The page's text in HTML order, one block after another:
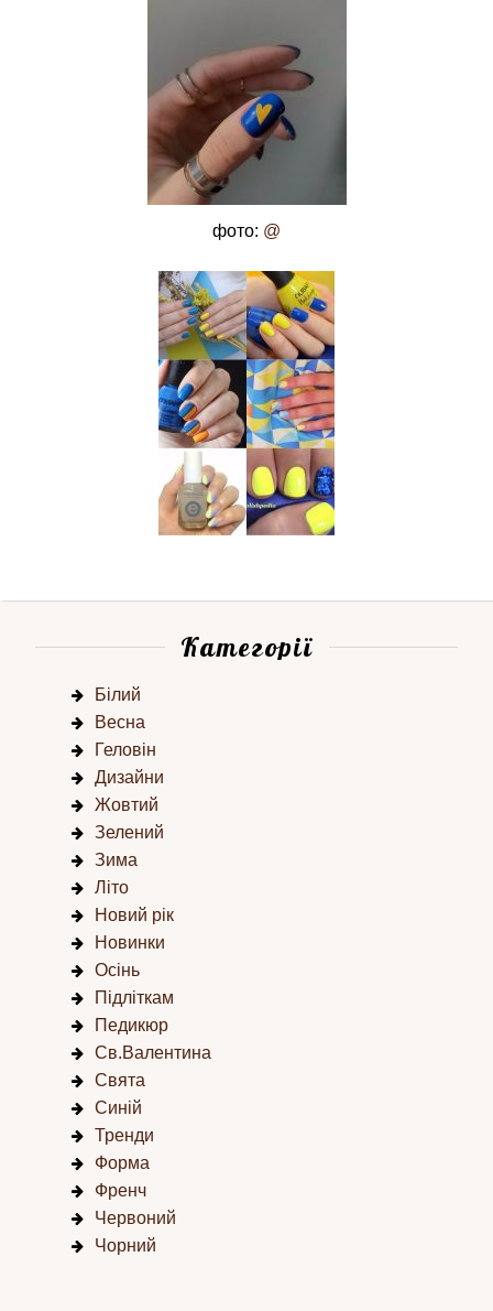
фото: @
Категорії
Білий
Весна
Геловін
Дизайни
Жовтий
Зелений
Зима
Літо
Новий рік
Новинки
Осінь
Підліткам
Педикюр
Св.Валентина
Свята
Синій
Тренди
Форма
Френч
Червоний
Чорний